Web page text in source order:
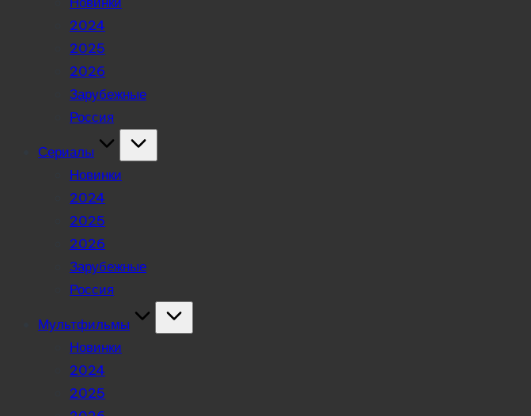
2024
2025
2026
Зарубежные
Россия
Сериалы
Новинки
2024
2025
2026
Зарубежные
Россия
Мультфильмы
Новинки
2024
2025